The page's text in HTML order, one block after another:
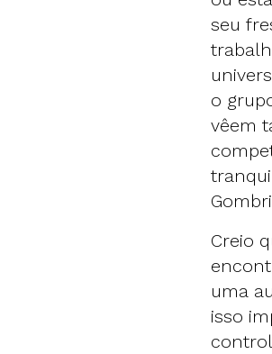
seu
o
vêem
Creio
uma
isso